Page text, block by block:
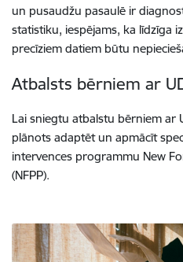
un pusaudžu pasaulē ir
statistiku, iespējams, ka līdzīga
precīziem datiem būtu
Atbalsts bērniem ar
Lai sniegtu atbalstu bērniem ar
plānots adaptēt un apmācīt
intervences programmu New
(NFPP).